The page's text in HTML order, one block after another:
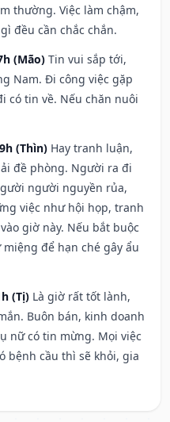
thường. Việc làm chậm,
đều cần chắc chắn.
(Mão) Tin vui sắp tới,
Nam. Đi công việc gặp
có tin về. Nếu chăn nuôi
(Thìn) Hay tranh luận,
đề phòng. Người ra đi
người nguyền rủa,
việc như hội họp, tranh
giờ này. Nếu bắt buộc
để hạn ché gây ẩu
(Tị) Là giờ rất tốt lành,
Buôn bán, kinh doanh
nữ có tin mừng. Mọi việc
bệnh cầu thì sẽ khỏi, gia